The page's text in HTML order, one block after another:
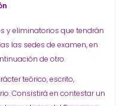
y eliminatorios que tendrán
las sedes de examen, en
de otro.
teórico, escrito,
Consistirá en contestar un